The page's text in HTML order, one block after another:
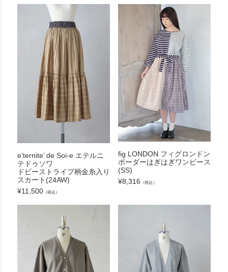
e’ternite’ de Soi-e エテルニ
テドゥソワ
ドビーストライプ柄金糸入り
スカート(24AW)
¥11,500（税込）
fig LONDON フィグロンドン
ボーダーはぎはぎワンピース
(SS)
¥8,316 （税込）